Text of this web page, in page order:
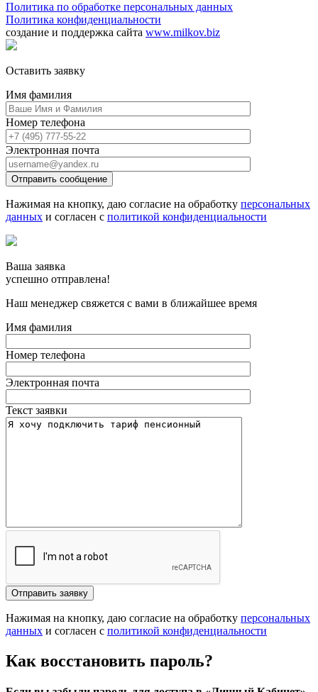
Политика по обработке персональных данных
Политика конфиденциальности
создание и поддержка сайта www.milkov.biz
Оставить заявку
Имя фамилия
Номер телефона
Электронная почта
Отправить сообщение
Нажимая на кнопку, даю согласие на обработку персональных
данных и согласен с политикой конфиденциальности
Ваша заявка
успешно отправлена!
Наш менеджер свяжется с вами в ближайшее время
Имя фамилия
Номер телефона
Электронная почта
Текст заявки
Отправить заявку
Нажимая на кнопку, даю согласие на обработку персональных
данных и согласен с политикой конфиденциальности
Как восстановить пароль?